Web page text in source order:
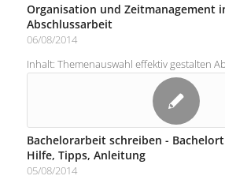
Organisation und Zeitmanagement
Abschlussarbeit
06/08/2014
Inhalt: Themenauswahl effektiv gestalten
Bachelorarbeit schreiben -
Hilfe, Tipps, Anleitung
05/08/2014